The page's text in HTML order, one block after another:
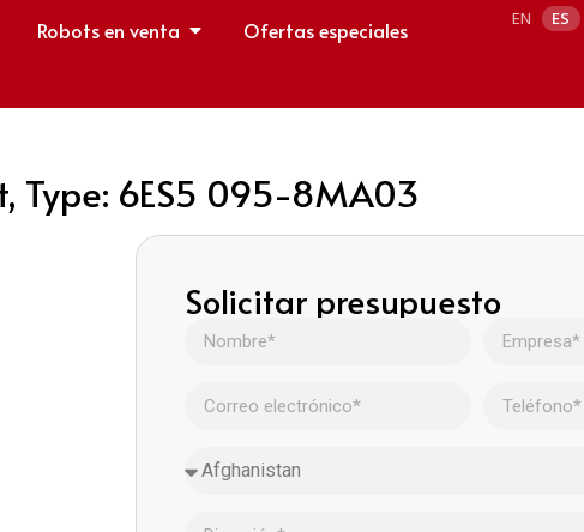
Robots en venta
Ofertas especiales
EN ES
Type: 6ES5 095-8MA03
Solicitar presupuesto